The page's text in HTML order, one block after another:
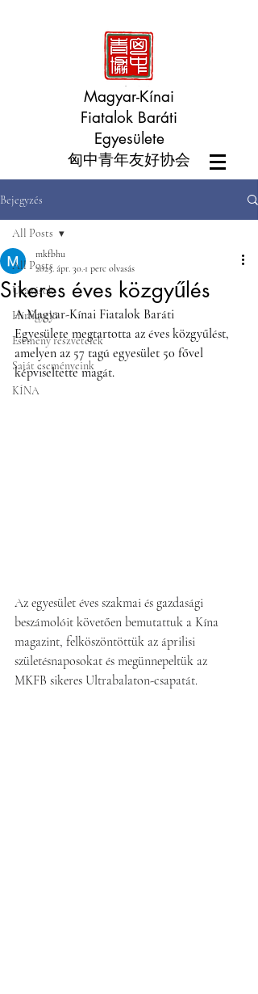
Magyar-Kínai
Fiatalok Baráti
Egyesülete
匈中青年友好协会
Bejegyzés
All Posts
Utazások
Hírfigyelő
Esemény részvételek
Saját eseményeink
KÍNA
All Posts
Sikeres éves közgyűlés
mkfbhu
2025. ápr. 30. 1 perc olvasás
A Magyar-Kínai Fiatalok Baráti
Egyesülete megtartotta az éves közgyűlést,
amelyen az 57 tagú egyesület 50 fővel
képviseltette magát.
Az egyesület éves szakmai és gazdasági
beszámolóit követően bemutattuk a Kína
magazint, felköszöntöttük az áprilisi
születésnaposokat és megünnepeltük az
MKFB sikeres Ultrabalaton-csapatát.